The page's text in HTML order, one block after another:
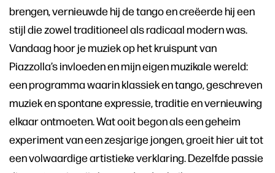
brengen, vernieuwde hij de tango en creëerde hij een
stijl die zowel traditioneel als radicaal modern was.
Vandaag hoor je muziek op het kruispunt van
Piazzolla’s invloeden en mijn eigen muzikale wereld:
een programma waarin klassiek en tango, geschreven
muziek en spontane expressie, traditie en vernieuwing
elkaar ontmoeten. Wat ooit begon als een geheim
experiment van een zesjarige jongen, groeit hier uit tot
een volwaardige artistieke verklaring. Dezelfde passie